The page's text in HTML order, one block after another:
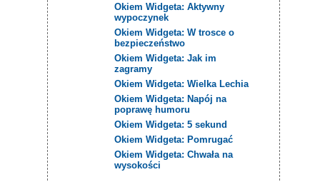
Okiem Widgeta: Aktywny
wypoczynek
Okiem Widgeta: W trosce o
bezpieczeństwo
Okiem Widgeta: Jak im
zagramy
Okiem Widgeta: Wielka Lechia
Okiem Widgeta: Napój na
poprawę humoru
Okiem Widgeta: 5 sekund
Okiem Widgeta: Pomrugać
Okiem Widgeta: Chwała na
wysokości